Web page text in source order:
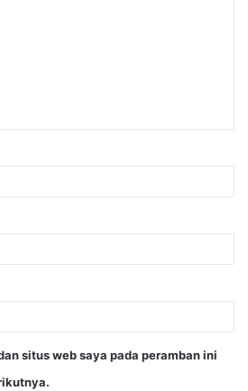
situs web saya pada peramban ini